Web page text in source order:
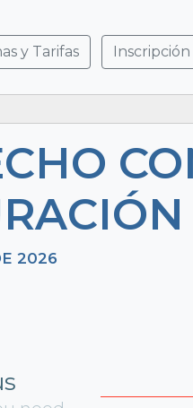
y Tarifas Inscripción
2026